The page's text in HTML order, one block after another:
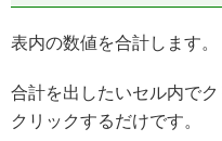
表内の数値を合計します。
合計を出したいセル内で
クリックするだけです。